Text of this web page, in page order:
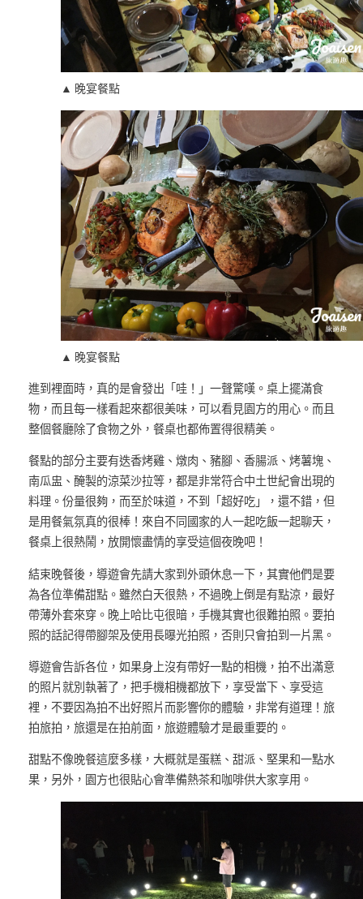
▲ 晚宴餐點
▲ 晚宴餐點
進到裡面時，真的是會發出「哇！」一聲驚嘆。桌上擺滿食
物，而且每一樣看起來都很美味，可以看見園方的用心。而且
整個餐廳除了食物之外，餐桌也都佈置得很精美。
餐點的部分主要有迭香烤雞、燉肉、豬腳、香腸派、烤薯塊、
南瓜盅、醃製的涼菜沙拉等，都是非常符合中土世紀會出現的
料理。份量很夠，而至於味道，不到「超好吃」，還不錯，但
是用餐氣氛真的很棒！來自不同國家的人一起吃飯一起聊天，
餐桌上很熱鬧，放開懷盡情的享受這個夜晚吧！
結束晚餐後，導遊會先請大家到外頭休息一下，其實他們是要
為各位準備甜點。雖然白天很熱，不過晚上倒是有點涼，最好
帶薄外套來穿。晚上哈比屯很暗，手機其實也很難拍照。要拍
照的話記得帶腳架及使用長曝光拍照，否則只會拍到一片黑。
導遊會告訴各位，如果身上沒有帶好一點的相機，拍不出滿意
的照片就別執著了，把手機相機都放下，享受當下、享受這
裡，不要因為拍不出好照片而影響你的體驗，非常有道理！旅
拍旅拍，旅還是在拍前面，旅遊體驗才是最重要的。
甜點不像晚餐這麼多樣，大概就是蛋糕、甜派、堅果和一點水
果，另外，園方也很貼心會準備熱茶和咖啡供大家享用。